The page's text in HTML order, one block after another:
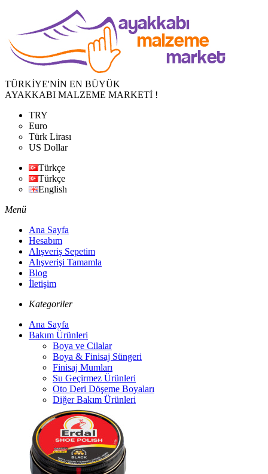
TÜRKİYE'NİN EN BÜYÜK
AYAKKABI MALZEME MARKETİ !
TRY
Euro
Türk Lirası
US Dollar
Türkçe
Türkçe
English
Menü
Ana Sayfa
Hesabım
Alışveriş Sepetim
Alışverişi Tamamla
Blog
İletişim
Kategoriler
Ana Sayfa
Bakım Ürünleri
Boya ve Cilalar
Boya & Finisaj Süngeri
Finisaj Mumları
Su Geçirmez Ürünleri
Oto Deri Döşeme Boyaları
Diğer Bakım Ürünleri